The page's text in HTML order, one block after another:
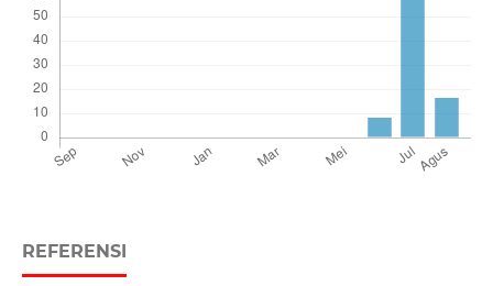
REFERENSI